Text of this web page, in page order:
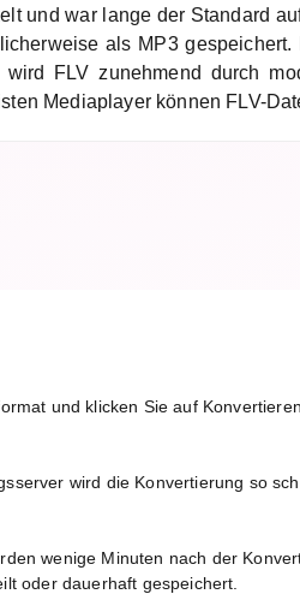
und war lange der Standard
als MP3 gespeichert.
wird FLV zunehmend durch
Mediaplayer können FLV-
und klicken Sie auf
wird die Konvertierung so
wenige Minuten nach der
oder dauerhaft gespeichert.